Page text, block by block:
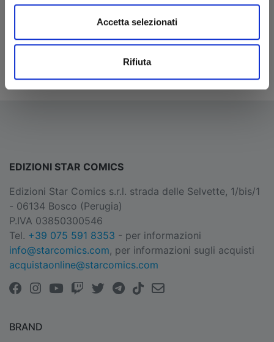
Accetta selezionati
Rifiuta
EDIZIONI STAR COMICS
Edizioni Star Comics s.r.l. strada delle Selvette, 1/bis/1
- 06134 Bosco (Perugia)
P.IVA 03850300546
Tel. +39 075 591 8353 - per informazioni
info@starcomics.com, per informazioni sugli acquisti
acquistaonline@starcomics.com
BRAND